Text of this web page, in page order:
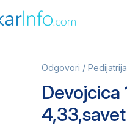
Odgovori / Pedijatrija
Devojcica
4,33,savet